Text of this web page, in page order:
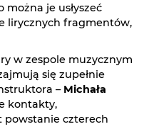
je usłyszeć
lirycznych fragmentów,
w zespole muzycznym
się zupełnie
– Michała
kontakty,
powstanie czterech